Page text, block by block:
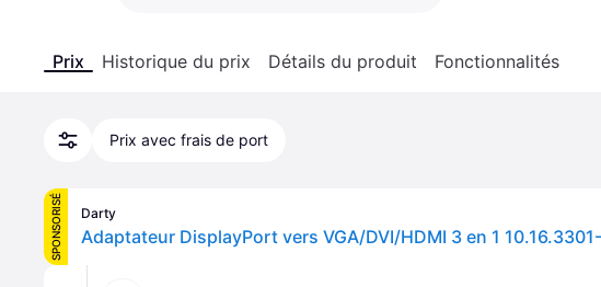
Prix Historique du prix Détails du produit Fonctionnalités
Prix avec frais de port
SPONSORISÉ Darty